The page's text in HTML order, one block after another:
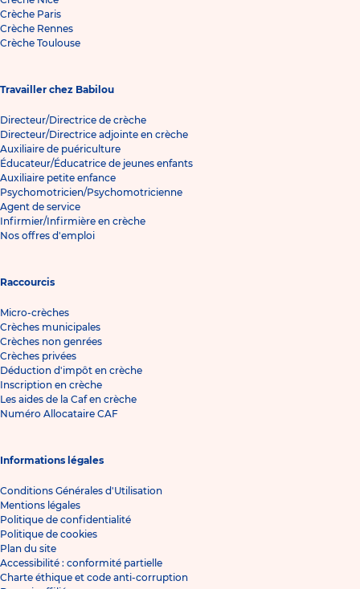
Crèche Paris
Crèche Rennes
Crèche Toulouse
Travailler chez Babilou
Directeur/Directrice de crèche
Directeur/Directrice adjointe en crèche
Auxiliaire de puériculture
Éducateur/Éducatrice de jeunes enfants
Auxiliaire petite enfance
Psychomotricien/Psychomotricienne
Agent de service
Infirmier/Infirmière en crèche
Nos offres d'emploi
Raccourcis
Micro-crèches
Crèches municipales
Crèches non genrées
Crèches privées
Déduction d'impôt en crèche
Inscription en crèche
Les aides de la Caf en crèche
Numéro Allocataire CAF
Informations légales
Conditions Générales d'Utilisation
Mentions légales
Politique de confidentialité
Politique de cookies
Plan du site
Accessibilité : conformité partielle
Charte éthique et code anti-corruption